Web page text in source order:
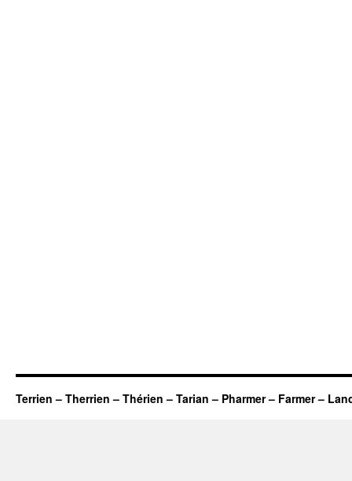
Terrien – Therrien – Thérien – Tarian – Pharmer – Farmer –